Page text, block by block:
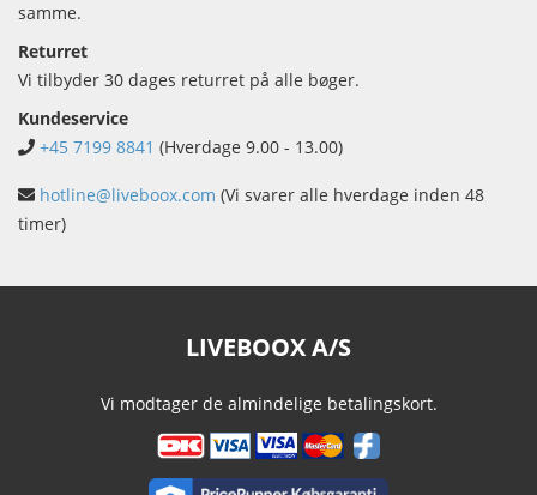
samme.
Returret
Vi tilbyder 30 dages returret på alle bøger.
Kundeservice
+45 7199 8841 (Hverdage 9.00 - 13.00)
hotline@liveboox.com (Vi svarer alle hverdage inden 48
timer)
LIVEBOOX A/S
Vi modtager de almindelige betalingskort.